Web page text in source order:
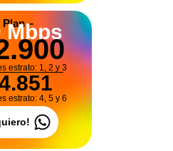
Plan –
Mbps
estrato: 1, 2 y 3
estrato: 4, 5 y 6